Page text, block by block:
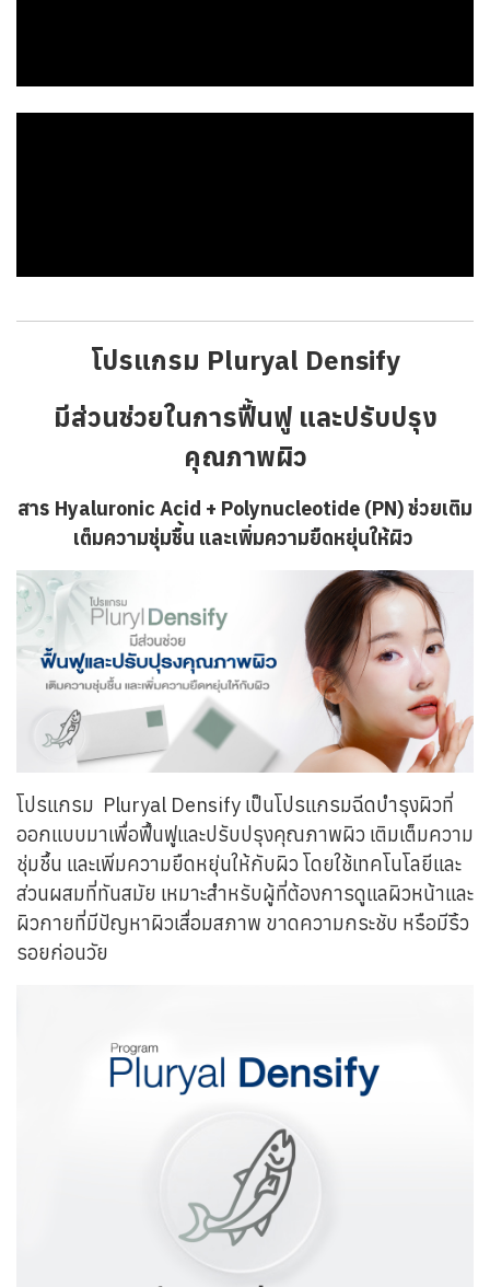
โปรแกรม Pluryal Densify
มีส่วนช่วยในการฟื้นฟู และปรับปรุง
คุณภาพผิว
สาร Hyaluronic Acid + Polynucleotide (PN) ช่วยเติม
เต็มความชุ่มชื้น และเพิ่มความยืดหยุ่นให้ผิว
โปรแกรม Pluryal Densify เป็นโปรแกรมฉีดบำรุงผิวที่
ออกแบบมาเพื่อฟื้นฟูและปรับปรุงคุณภาพผิว เติมเต็มความ
ชุ่มชื้น และเพิ่มความยืดหยุ่นให้กับผิว โดยใช้เทคโนโลยีและ
ส่วนผสมที่ทันสมัย เหมาะสำหรับผู้ที่ต้องการดูแลผิวหน้าและ
ผิวกายที่มีปัญหาผิวเสื่อมสภาพ ขาดความกระชับ หรือมีริ้ว
รอยก่อนวัย